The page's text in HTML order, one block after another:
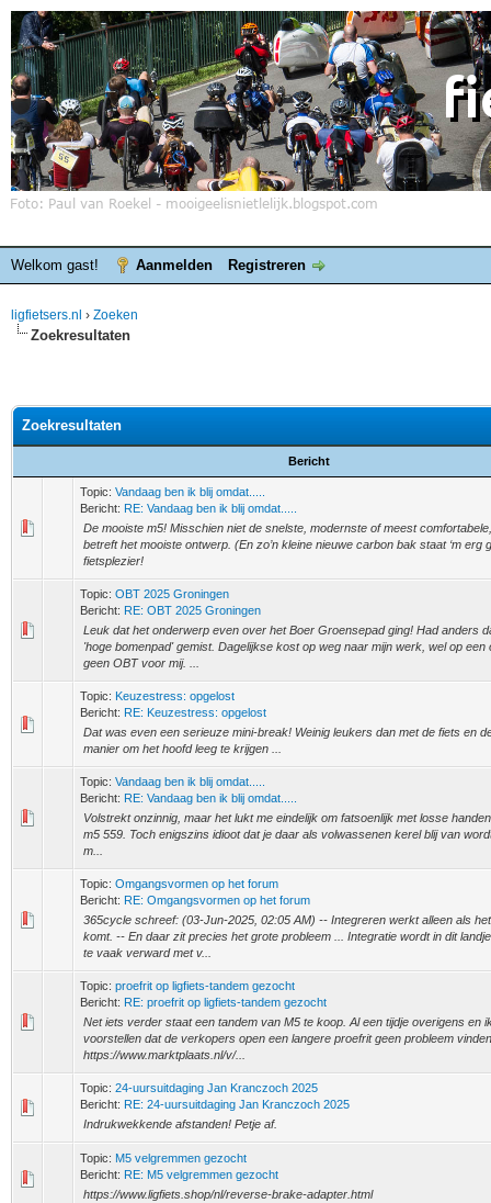
Welkom gast! Aanmelden Registreren
ligfietsers.nl › Zoeken
Zoekresultaten
Zoekresultaten
Bericht
Topic: Vandaag ben ik blij omdat.....
Bericht: RE: Vandaag ben ik blij omdat.....
De mooiste m5! Misschien niet de snelste, modernste of meest
betreft het mooiste ontwerp. (En zo’n kleine nieuwe carbon bak staat ‘m erg
fietsplezier!
Topic: OBT 2025 Groningen
Bericht: RE: OBT 2025 Groningen
Leuk dat het onderwerp even over het Boer Groensepad ging! Had anders
'hoge bomenpad' gemist. Dagelijkse kost op weg naar mijn werk, wel op een
geen OBT voor mij. ...
Topic: Keuzestress: opgelost
Bericht: RE: Keuzestress: opgelost
Dat was even een serieuze mini-break! Weinig leukers dan met de fiets en
manier om het hoofd leeg te krijgen ...
Topic: Vandaag ben ik blij omdat.....
Bericht: RE: Vandaag ben ik blij omdat.....
Volstrekt onzinnig, maar het lukt me eindelijk om fatsoenlijk met losse
m5 559. Toch enigszins idioot dat je daar als volwassenen kerel blij van
m...
Topic: Omgangsvormen op het forum
Bericht: RE: Omgangsvormen op het forum
365cycle schreef: (03-Jun-2025, 02:05 AM) -- Integreren werkt alleen als
komt. -- En daar zit precies het grote probleem ... Integratie wordt in dit landje
te vaak verward met v...
Topic: proefrit op ligfiets-tandem gezocht
Bericht: RE: proefrit op ligfiets-tandem gezocht
Net iets verder staat een tandem van M5 te koop. Al een tijdje overigens en
voorstellen dat de verkopers open een langere proefrit geen probleem
https://www.marktplaats.nl/v/...
Topic: 24-uursuitdaging Jan Kranczoch 2025
Bericht: RE: 24-uursuitdaging Jan Kranczoch 2025
Indrukwekkende afstanden! Petje af.
Topic: M5 velgremmen gezocht
Bericht: RE: M5 velgremmen gezocht
https://www.ligfiets.shop/nl/reverse-brake-adapter.html